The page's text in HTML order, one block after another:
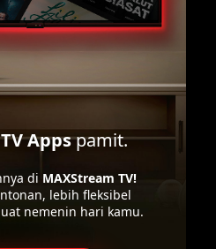
Appspamit.
di MAXStream TV!
lebih fleksibel
nemenin hari kamu.